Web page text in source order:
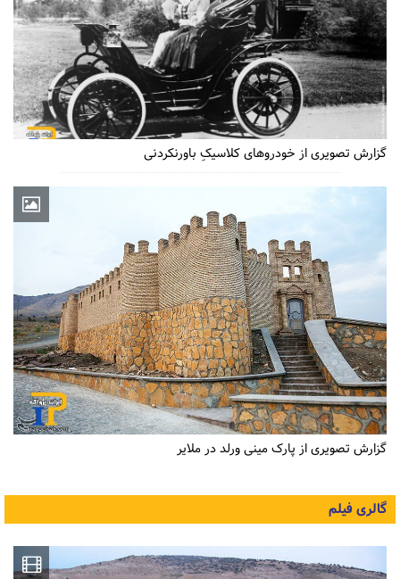
گزارش تصویری از خودروهای کلاسیکِ باورنکردنی
گزارش تصویری از پارک مینی ورلد در ملایر
گالری فیلم